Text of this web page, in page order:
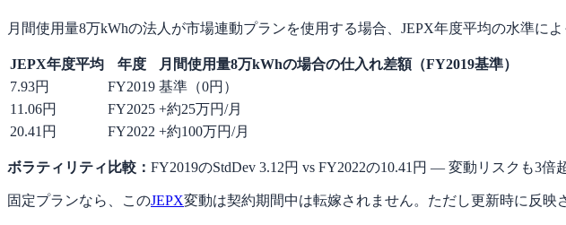
月間使用量8万kWhの法人が市場連動プランを使用する場合、JEPX年度平均の水準に
JEPX年度平均 年度
月間使用量8万kWhの場合の仕入れ差額（FY2019基準）
7.93円
FY2019 基準（0円）
11.06円
FY2025 +約25万円/月
20.41円
FY2022 +約100万円/月
ボラティリティ比較： FY2019のStdDev 3.12円 vs FY2022の10.41円 — 変動リスクも3倍
固定プランなら、このJEPX変動は契約期間中は転嫁されません。ただし更新時に反映